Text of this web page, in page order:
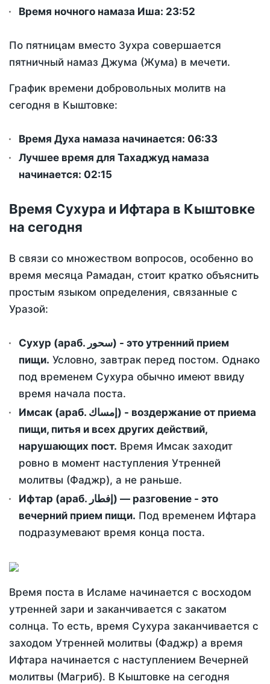
Время ночного намаза Иша: 23:52
По пятницам вместо Зухра совершается
пятничный намаз Джума (Жума) в мечети.
График времени добровольных молитв на
сегодня в Кыштовке:
Время Духа намаза начинается: 06:33
Лучшее время для Тахаджуд намаза
начинается: 02:15
Время Сухура и Ифтара в Кыштовке
на сегодня
В связи со множеством вопросов, особенно во
время месяца Рамадан, стоит кратко объяснить
простым языком определения, связанные с
Уразой:
Сухур (араб. سحور) - это утренний прием
пищи. Условно, завтрак перед постом. Однако
под временем Сухура обычно имеют ввиду
время начала поста.
Имсак (араб. إمساك) - воздержание от приема
пищи, питья и всех других действий,
нарушающих пост. Время Имсак заходит
ровно в момент наступления Утренней
молитвы (Фаджр), а не раньше.
Ифтар (араб. إفطار) — разговение - это
вечерний прием пищи. Под временем Ифтара
подразумевают время конца поста.
Время поста в Исламе начинается с восходом
утренней зари и заканчивается с закатом
солнца. То есть, время Сухура заканчивается с
заходом Утренней молитвы (Фаджр) а время
Ифтара начинается с наступлением Вечерней
молитвы (Магриб). В Кыштовке на сегодня